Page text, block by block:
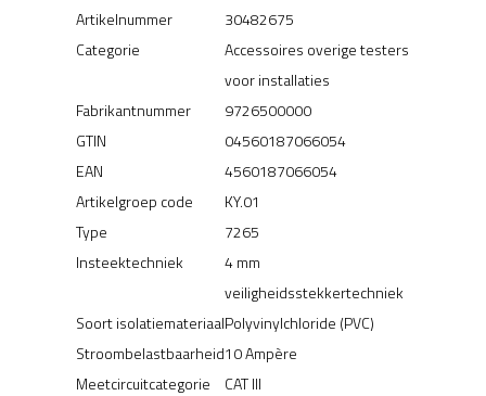
Artikelnummer
30482675
Categorie
Accessoires overige testers
voor installaties
Fabrikantnummer
9726500000
GTIN
04560187066054
EAN
4560187066054
Artikelgroep code
KY.01
Type
7265
Insteektechniek
4 mm
veiligheidsstekkertechniek
Soort isolatiemateriaalPolyvinylchloride (PVC)
Stroombelastbaarheid10 Ampère
Meetcircuitcategorie
CAT III